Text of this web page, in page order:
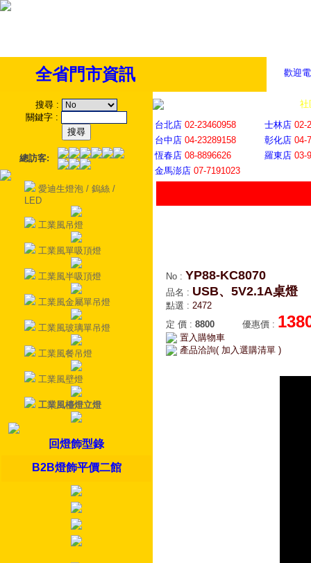
歡迎
全省門市資訊
搜尋 :
關鍵字 :
總訪客:
愛迪生燈泡 / 鎢絲 /
LED
工業風吊燈
工業風單吸頂燈
工業風半吸頂燈
工業風金屬單吊燈
工業風玻璃單吊燈
工業風餐吊燈
工業風壁燈
工業風檯燈立燈
回燈飾型錄
B2B燈飾平價二館
社
台北店 02-23460958 士林店 02-
台中店 04-23289158 彰化店 04-
恆春店 08-8896626 羅東店 03-
金馬澎店 07-7191023
No : YP88-KC8070
品名 : USB、5V2.1A桌燈
點選 : 2472
定 價 : 8800 優惠價 :
置入購物車
產品洽詢( 加入選購清單 )